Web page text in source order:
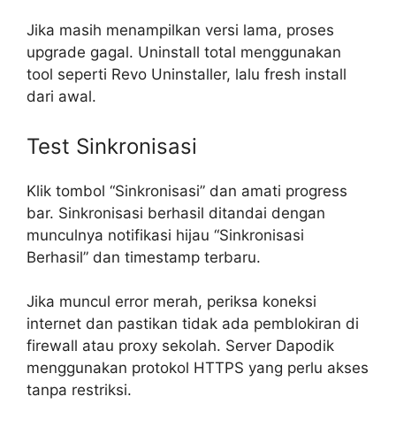
Jika masih menampilkan versi lama, proses
upgrade gagal. Uninstall total menggunakan
tool seperti Revo Uninstaller, lalu fresh install
dari awal.
Test Sinkronisasi
Klik tombol “Sinkronisasi” dan amati progress
bar. Sinkronisasi berhasil ditandai dengan
munculnya notifikasi hijau “Sinkronisasi
Berhasil” dan timestamp terbaru.
Jika muncul error merah, periksa koneksi
internet dan pastikan tidak ada pemblokiran di
firewall atau proxy sekolah. Server Dapodik
menggunakan protokol HTTPS yang perlu akses
tanpa restriksi.